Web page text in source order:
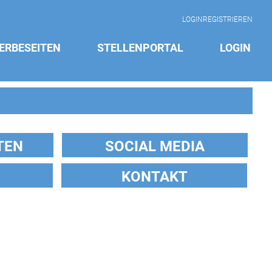
LOGIN REGISTRIEREN
STELLENPORTAL LOGIN
SOCIAL MEDIA
KONTAKT